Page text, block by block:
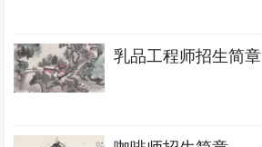
乳品工程师招生简章